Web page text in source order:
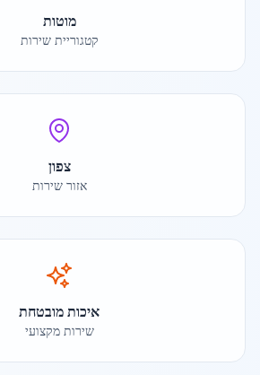
מוטות
קטגוריית שירות
צפון
אזור שירות
איכות מובטחת
שירות מקצועי